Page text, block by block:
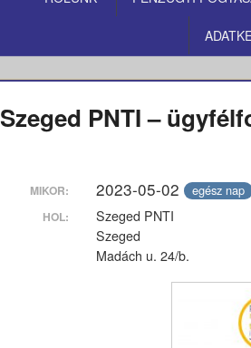
Szeged PNTI –
MIKOR: 2023-05-02 egész nap
HOL:
Szeged PNTI
Szeged
Madách u. 24/b.